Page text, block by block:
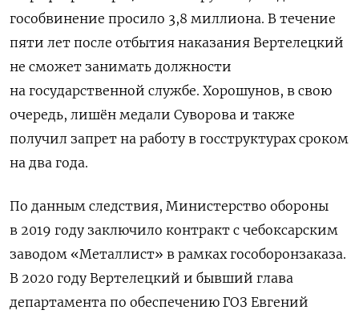
гособвинение просило 3,8 миллиона. В течение
пяти лет после отбытия наказания Вертелецкий
не сможет занимать должности
на государственной службе. Хорошунов, в свою
очередь, лишён медали Суворова и также
получил запрет на работу в госструктурах сроком
на два года.
По данным следствия, Министерство обороны
в 2019 году заключило контракт с чебоксарским
заводом «Металлист» в рамках гособоронзаказа.
В 2020 году Вертелецкий и бывший глава
департамента по обеспечению ГОЗ Евгений